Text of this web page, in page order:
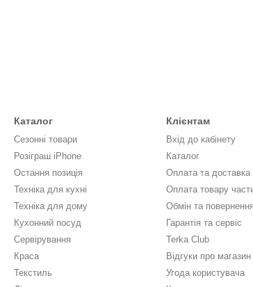
Каталог
Сезонні товари
Розіграш iPhone
Остання позиція
Техніка для кухні
Техніка для дому
Кухонний посуд
Сервірування
Краса
Текстиль
Клієнтам
Вхід до кабінету
Каталог
Оплата та доставка
Оплата товару
Обмін та повернення
Гарантія та сервіс
Terka Club
Відгуки про магазин
Угода користувача